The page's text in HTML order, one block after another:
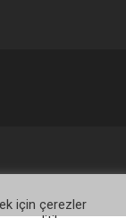
için çerezler